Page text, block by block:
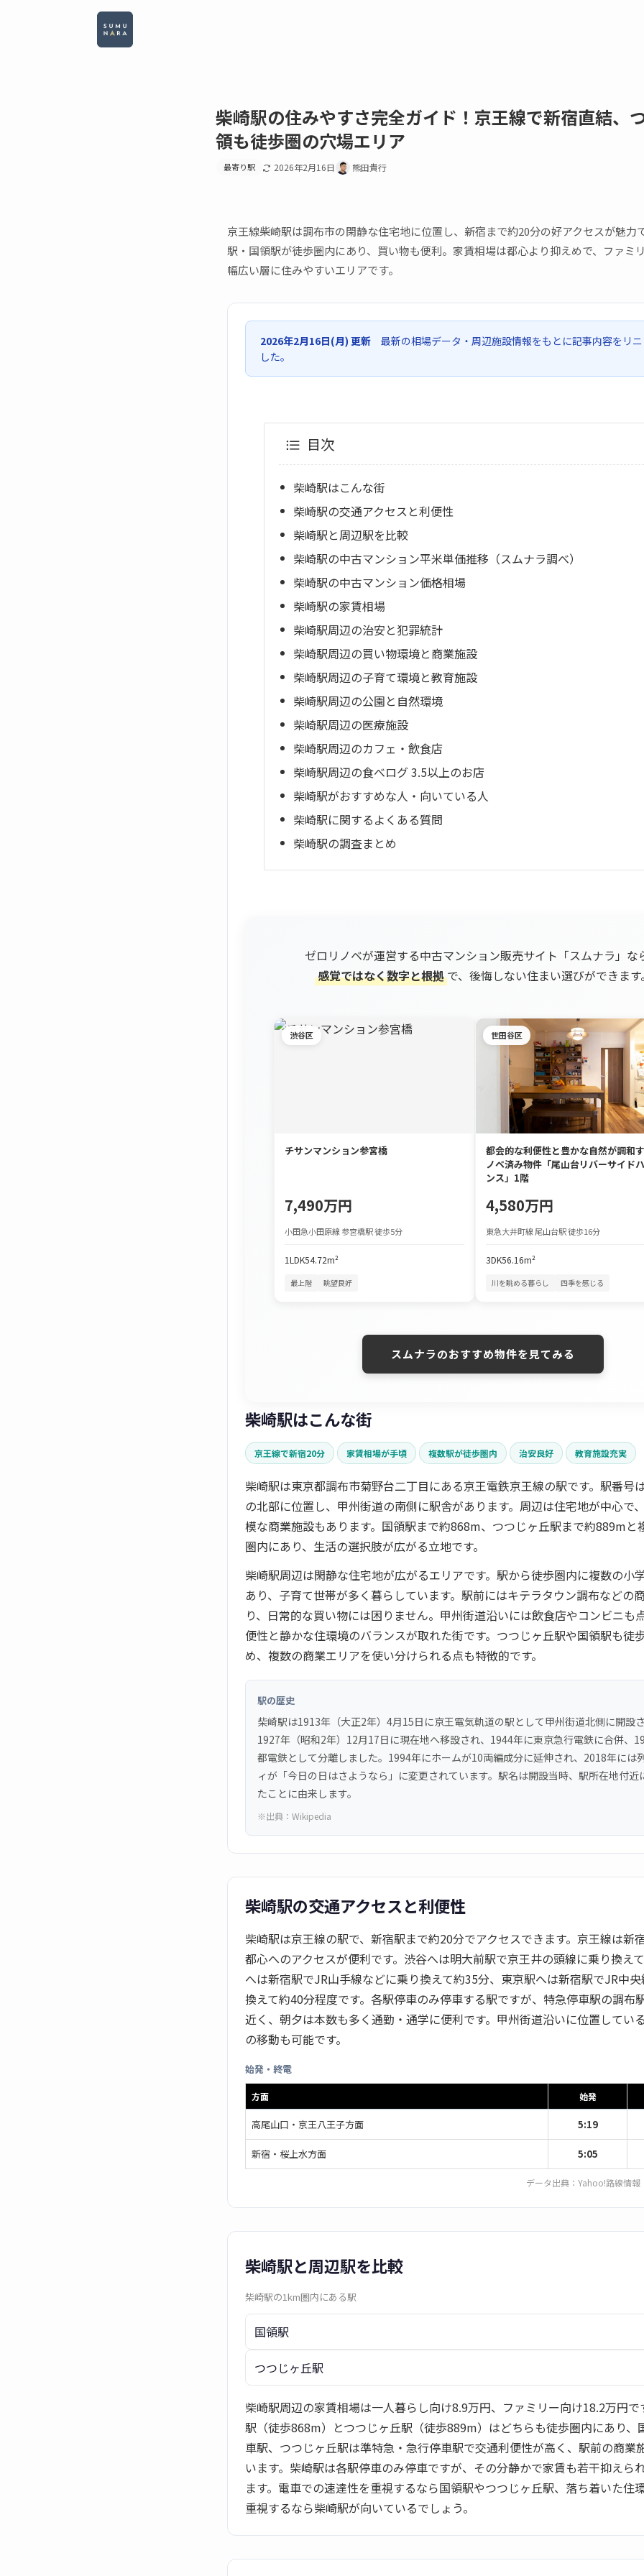
柴崎駅の住みやすさ完全ガイド！京王線で新宿直結、
領も徒歩圏の穴場エリア
最寄り駅 2026年2月16日 熊田貴行
京王線柴崎駅は調布市の閑静な住宅地に位置し、新宿まで約20分の好アクセスが魅力
駅・国領駅が徒歩圏内にあり、買い物も便利。家賃相場は都心より抑えめで、ファミ
幅広い層に住みやすいエリアです。
2026年2月16日(月) 更新 最新の相場データ・周辺施設情報をもとに記事内容をリ
した。
目次
柴崎駅はこんな街
柴崎駅の交通アクセスと利便性
柴崎駅と周辺駅を比較
柴崎駅の中古マンション平米単価推移（スムナラ調べ）
柴崎駅の中古マンション価格相場
柴崎駅の家賃相場
柴崎駅周辺の治安と犯罪統計
柴崎駅周辺の買い物環境と商業施設
柴崎駅周辺の子育て環境と教育施設
柴崎駅周辺の公園と自然環境
柴崎駅周辺の医療施設
柴崎駅周辺のカフェ・飲食店
柴崎駅周辺の食べログ 3.5以上のお店
柴崎駅がおすすめな人・向いている人
柴崎駅に関するよくある質問
柴崎駅の調査まとめ
ゼロリノベが運営する中古マンション販売サイト「スムナラ」な
感覚ではなく数字と根拠で、後悔しない住まい選びができます
渋谷区
チサンマンション参宮橋
7,490万円
小田急小田原線 参宮橋駅 徒歩5分
1LDK54.72m²
最上階 眺望良好
世田谷区
都会的な利便性と豊かな自然が調和
ノベ済み物件「尾山台リバーサイド
ンス」1階
4,580万円
東急大井町線 尾山台駅 徒歩16分
3DK56.16m²
川を眺める暮らし 四季を感じる
スムナラのおすすめ物件を見てみる
柴崎駅はこんな街
京王線で新宿20分 家賃相場が手頃 複数駅が徒歩圏内 治安良好 教育施設充実
柴崎駅は東京都調布市菊野台二丁目にある京王電鉄京王線の駅です。駅番号
の北部に位置し、甲州街道の南側に駅舎があります。周辺は住宅地が中心で
模な商業施設もあります。国領駅まで約868m、つつじヶ丘駅まで約889mと
圏内にあり、生活の選択肢が広がる立地です。
柴崎駅周辺は閑静な住宅地が広がるエリアです。駅から徒歩圏内に複数の小
あり、子育て世帯が多く暮らしています。駅前にはキテラタウン調布などの
り、日常的な買い物には困りません。甲州街道沿いには飲食店やコンビニも
便性と静かな住環境のバランスが取れた街です。つつじヶ丘駅や国領駅も徒
め、複数の商業エリアを使い分けられる点も特徴的です。
駅の歴史
柴崎駅は1913年（大正2年）4月15日に京王電気軌道の駅として甲州街道北側に開設
1927年（昭和2年）12月17日に現在地へ移設され、1944年に東京急行電鉄に合併、
都電鉄として分離しました。1994年にホームが10両編成分に延伸され、2018年には
ィが「今日の日はさようなら」に変更されています。駅名は開設当時、駅所在地付近
たことに由来します。
※出典： Wikipedia
柴崎駅の交通アクセスと利便性
柴崎駅は京王線の駅で、新宿駅まで約20分でアクセスできます。京王線は新
都心へのアクセスが便利です。渋谷へは明大前駅で京王井の頭線に乗り換え
へは新宿駅でJR山手線などに乗り換えて約35分、東京駅へは新宿駅でJR中
換えて約40分程度です。各駅停車のみ停車する駅ですが、特急停車駅の調布
近く、朝夕は本数も多く通勤・通学に便利です。甲州街道沿いに位置してい
の移動も可能です。
始発・終電
方面 始発
高尾山口・京王八王子方面 5:19
新宿・桜上水方面 5:05
データ出典： Yahoo!路線情報
柴崎駅と周辺駅を比較
柴崎駅の1km圏内にある駅
国領駅
つつじヶ丘駅
柴崎駅周辺の家賃相場は一人暮らし向け8.9万円、ファミリー向け18.2万円で
駅（徒歩868m）とつつじヶ丘駅（徒歩889m）はどちらも徒歩圏内にあり、
車駅、つつじヶ丘駅は準特急・急行停車駅で交通利便性が高く、駅前の商業
います。柴崎駅は各駅停車のみ停車ですが、その分静かで家賃も若干抑えら
ます。電車での速達性を重視するなら国領駅やつつじヶ丘駅、落ち着いた住
重視するなら柴崎駅が向いているでしょう。